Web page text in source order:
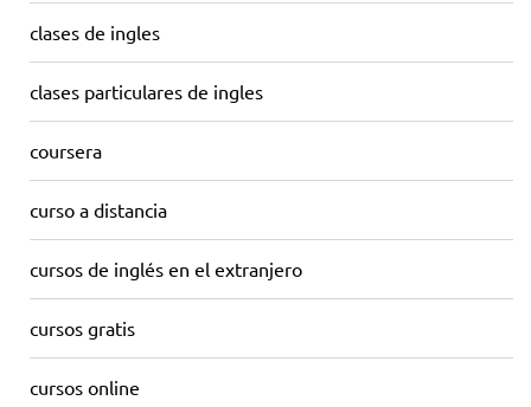
clases de ingles
clases particulares de ingles
coursera
curso a distancia
cursos de inglés en el extranjero
cursos gratis
cursos online